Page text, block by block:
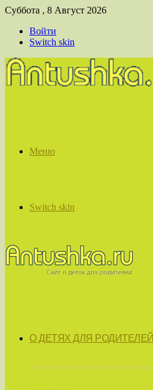
Суббота , 8 Август 2026
Войти
Switch skin
Меню
Switch skin
О ДЕТЯХ ДЛЯ РОДИТЕЛЕЙ